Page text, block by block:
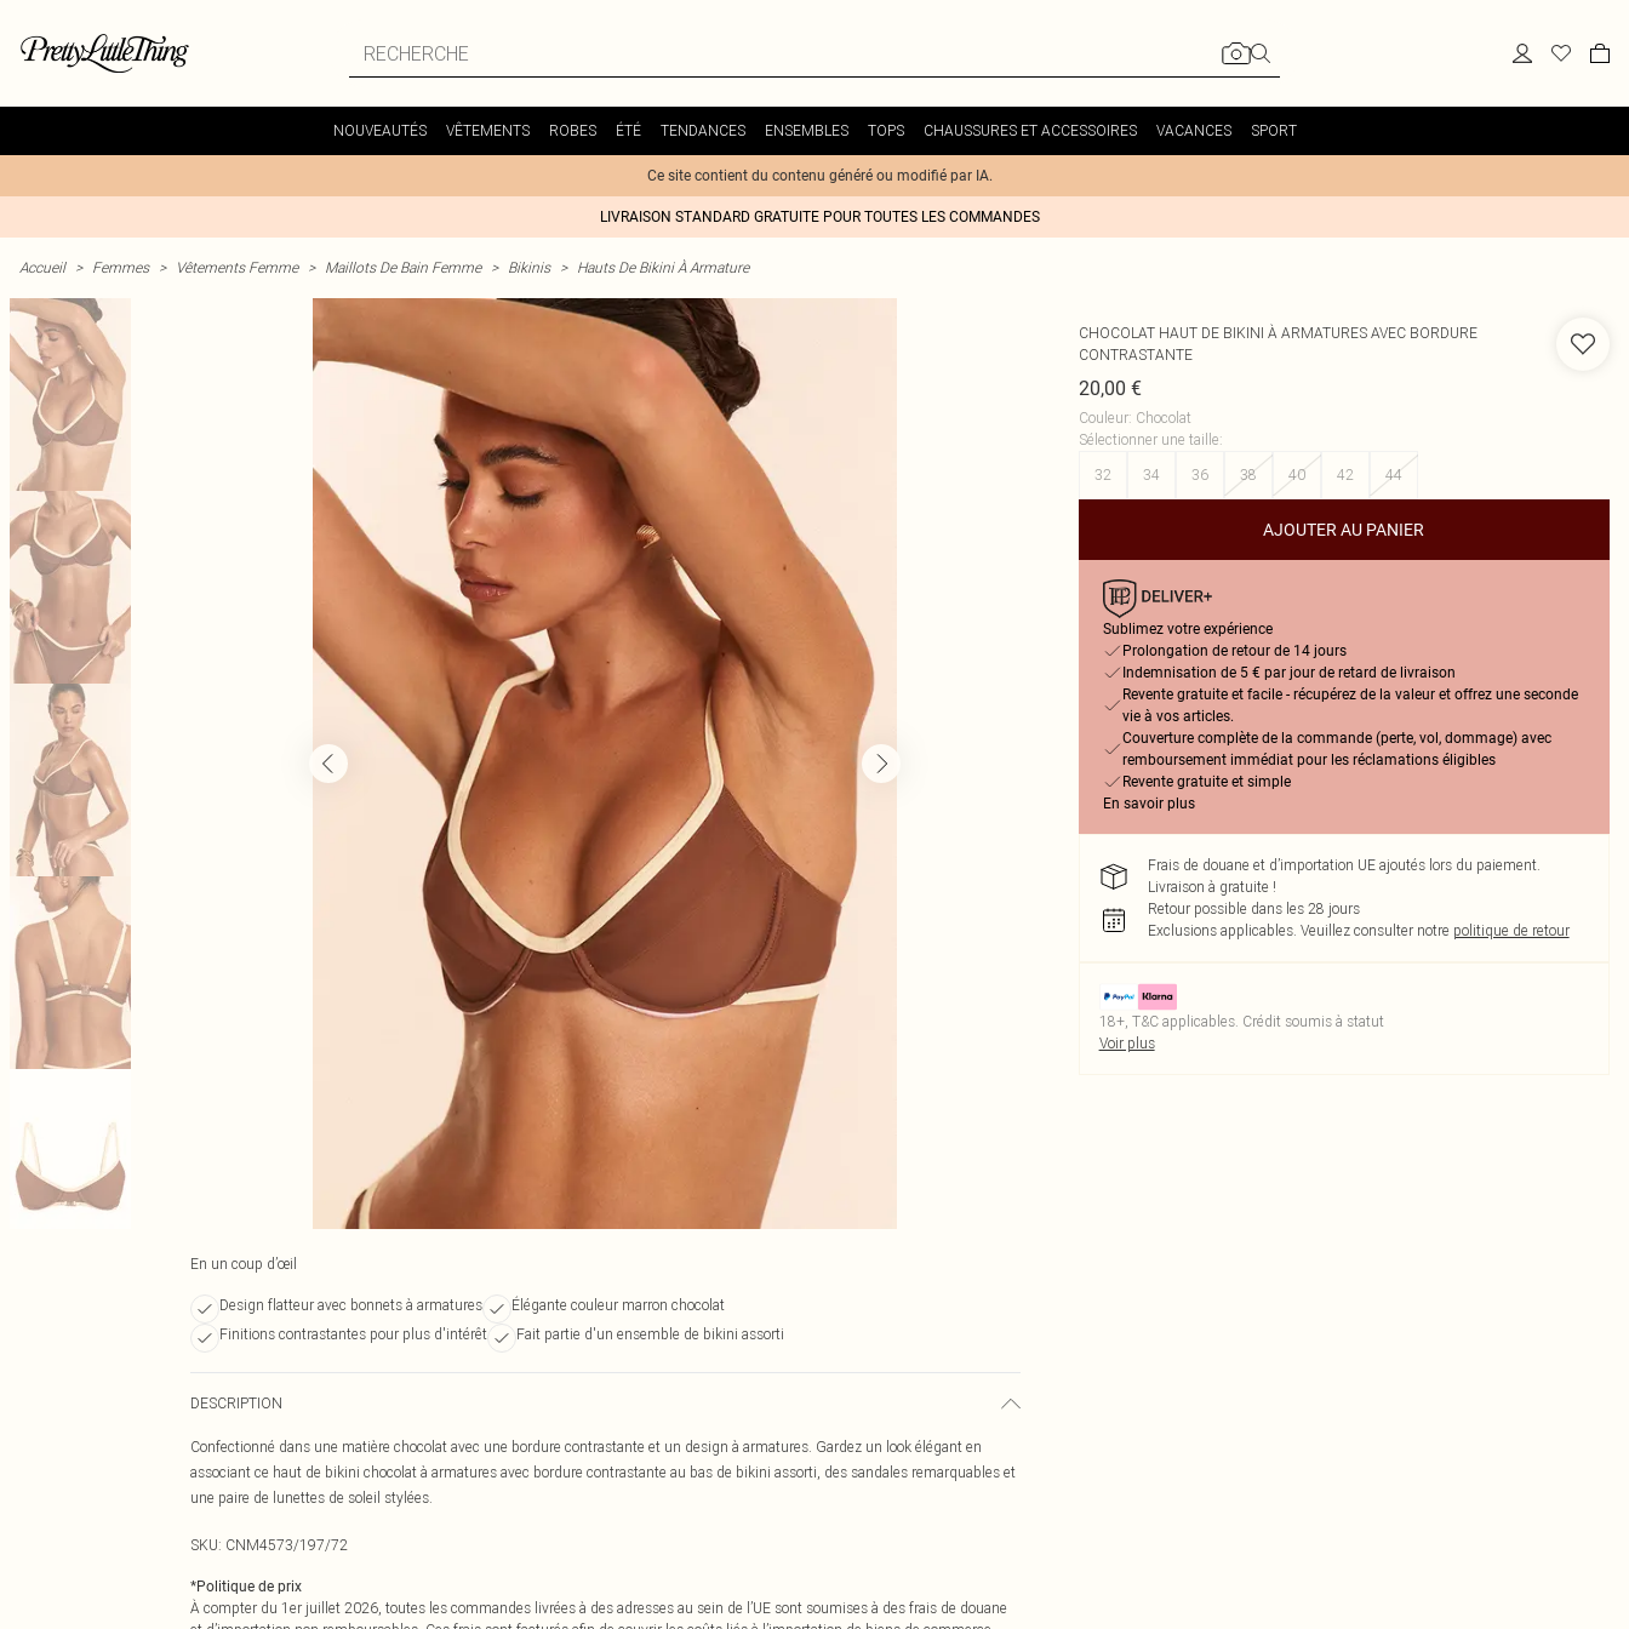
NOUVEAUTÉS VÊTEMENTS ROBES ÉTÉ TENDANCES ENSEMBLES TOPS CHAUSSURES ET ACCESSOIRES VACANCES SPORT
Ce site contient du contenu généré ou modifié par IA.
LIVRAISON STANDARD GRATUITE POUR TOUTES LES COMMANDES
Accueil > Femmes > Vêtements Femme > Maillots De Bain Femme > Bikinis > Hauts De Bikini À Armature
En un coup d’œil
Design flatteur avec bonnets à armatures
Élégante couleur marron chocolat
Finitions contrastantes pour plus d'intérêt
Fait partie d'un ensemble de bikini assorti
DESCRIPTION
Confectionné dans une matière chocolat avec une bordure contrastante et un design à armatures. Gardez un look élégant en
associant ce haut de bikini chocolat à armatures avec bordure contrastante au bas de bikini assorti, des sandales remarquables et
une paire de lunettes de soleil stylées.
SKU: CNM4573/197/72
*Politique de prix
À compter du 1er juillet 2026, toutes les commandes livrées à des adresses au sein de l’UE sont soumises à des frais de douane
CHOCOLAT HAUT DE BIKINI À ARMATURES AVEC BORDURE
CONTRASTANTE
20,00 €
Couleur: Chocolat
Sélectionner une taille:
32
34 36 38 40 42 44
AJOUTER AU PANIER
Sublimez votre expérience
Prolongation de retour de 14 jours
Indemnisation de 5 € par jour de retard de livraison
Revente gratuite et facile - récupérez de la valeur et offrez une seconde
vie à vos articles.
Couverture complète de la commande (perte, vol, dommage) avec
remboursement immédiat pour les réclamations éligibles
Revente gratuite et simple
En savoir plus
Frais de douane et d’importation UE ajoutés lors du paiement.
Livraison à gratuite !
Retour possible dans les 28 jours
Exclusions applicables. Veuillez consulter notre politique de retour
18+, T&C applicables. Crédit soumis à statut
Voir plus